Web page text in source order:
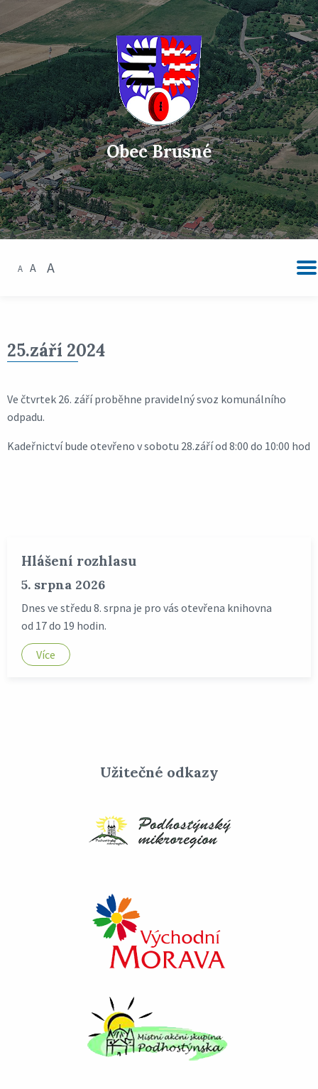
Obec Brusné
A A A
25.září 2024
Ve čtvrtek 26. září proběhne pravidelný svoz komunálního
odpadu.
Kadeřnictví bude otevřeno v sobotu 28.září od 8:00 do 10:00 hod
Hlášení rozhlasu
5. srpna 2026
Dnes ve středu 8. srpna je pro vás otevřena knihovna
od 17 do 19 hodin.
Více
Užitečné odkazy